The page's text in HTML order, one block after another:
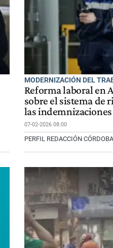
MODERNIZACIÓN DEL
Reforma laboral en
sobre el sistema de
las indemnizaciones
07-02-2026 08:00
PERFIL REDACCIÓN CÓRDOBA